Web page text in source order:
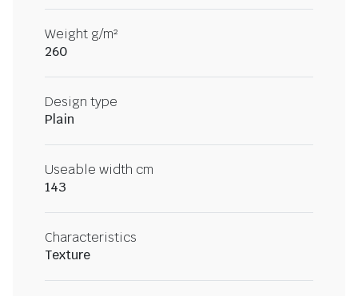
Weight g/m²
260
Design type
Plain
Useable width cm
143
Characteristics
Texture